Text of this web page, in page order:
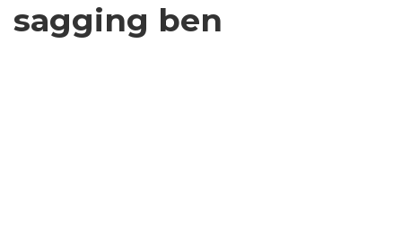
sagging ben